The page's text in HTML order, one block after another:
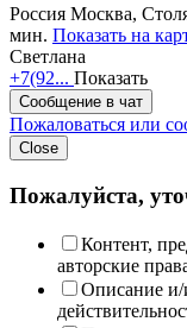
Россия Москва,
мин. Показать на
Светлана
+7(92... Показать
Сообщение в чат
Пожаловаться или
Close
Пожалуйста,
Контент,
авторские
Описание и/